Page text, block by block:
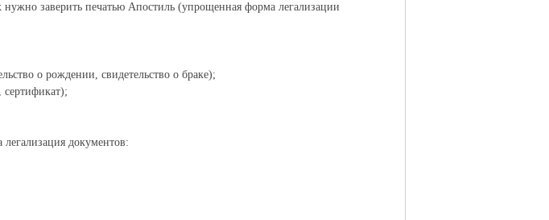
заверить печатью Апостиль (упрощенная форма легализации
о рождении, свидетельство о браке);
сертификат);
документов: